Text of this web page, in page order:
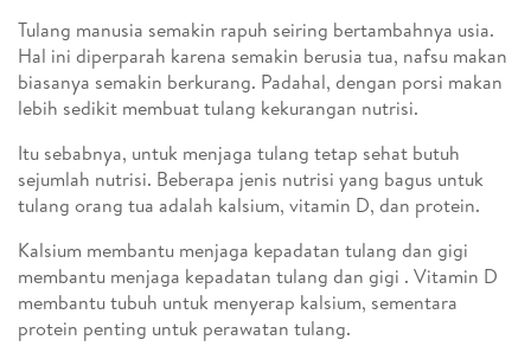
Tulang manusia semakin rapuh seiring bertambahnya usia.
Hal ini diperparah karena semakin berusia tua, nafsu makan
biasanya semakin berkurang. Padahal, dengan porsi makan
lebih sedikit membuat tulang kekurangan nutrisi.
Itu sebabnya, untuk menjaga tulang tetap sehat butuh
sejumlah nutrisi. Beberapa jenis nutrisi yang bagus untuk
tulang orang tua adalah kalsium, vitamin D, dan protein.
Kalsium membantu menjaga kepadatan tulang dan gigi
membantu menjaga kepadatan tulang dan gigi . Vitamin D
membantu tubuh untuk menyerap kalsium, sementara
protein penting untuk perawatan tulang.